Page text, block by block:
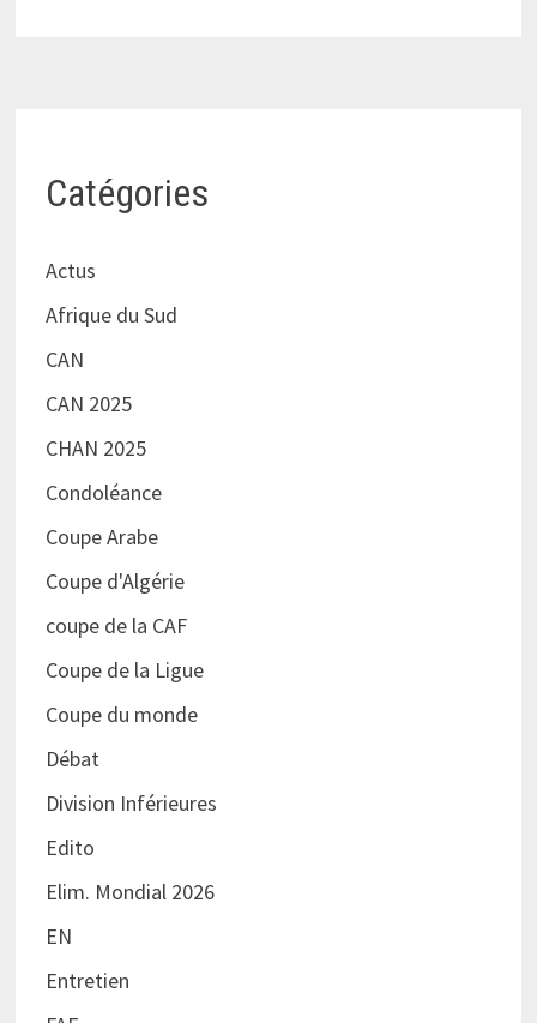
Catégories
Actus
Afrique du Sud
CAN
CAN 2025
CHAN 2025
Condoléance
Coupe Arabe
Coupe d'Algérie
coupe de la CAF
Coupe de la Ligue
Coupe du monde
Débat
Division Inférieures
Edito
Elim. Mondial 2026
EN
Entretien